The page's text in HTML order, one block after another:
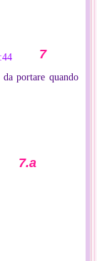
portare quando